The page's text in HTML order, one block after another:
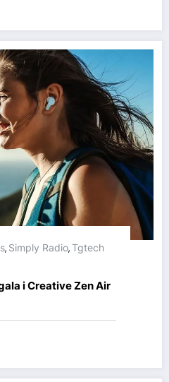
, Simply Radio,Tgtech
i Creative Zen Air